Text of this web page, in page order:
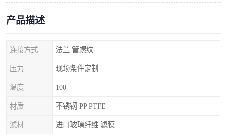
产品描述
连接方式 法兰 管螺纹
压力 现场条件定制
温度 100
材质 不锈钢 PP PTFE
滤材 进口玻璃纤维 滤膜